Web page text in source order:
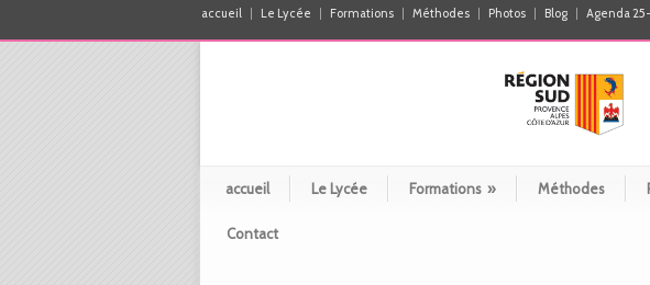
accueil Le Lycée Formations Méthodes Photos Blog Agenda
accueil Le Lycée Formations » Méthodes
Contact